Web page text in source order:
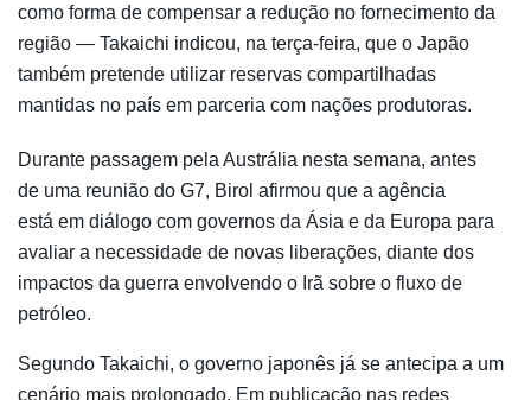
como forma de compensar a redução no fornecimento da
região — Takaichi indicou, na terça-feira, que o Japão
também pretende utilizar reservas compartilhadas
mantidas no país em parceria com nações produtoras.
Durante passagem pela Austrália nesta semana, antes
de uma reunião do G7, Birol afirmou que a agência
está em diálogo com governos da Ásia e da Europa para
avaliar a necessidade de novas liberações, diante dos
impactos da guerra envolvendo o Irã sobre o fluxo de
petróleo.
Segundo Takaichi, o governo japonês já se antecipa a um
cenário mais prolongado. Em publicação nas redes